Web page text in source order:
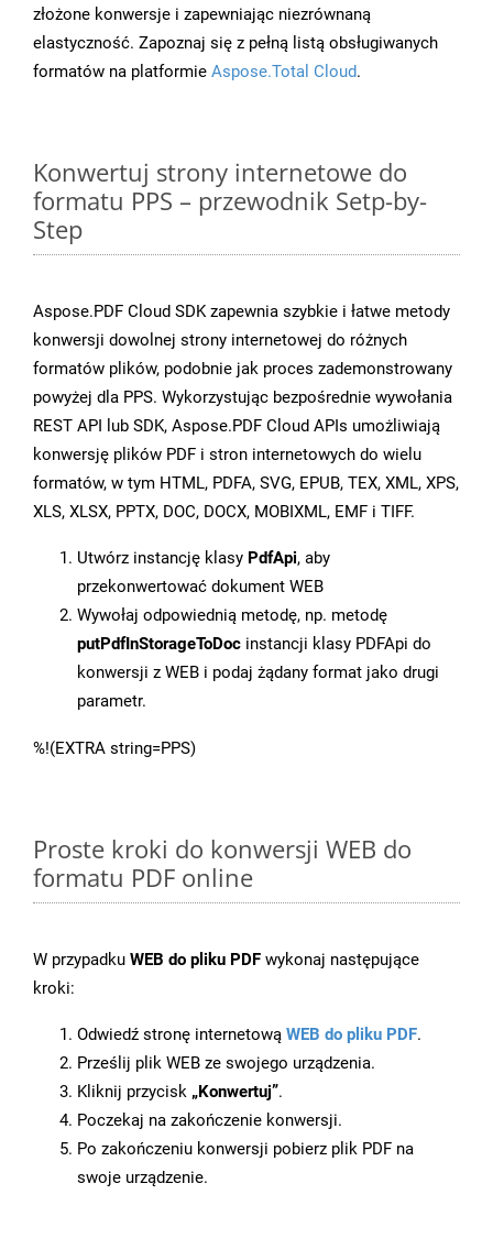
złożone konwersje i zapewniając niezrównaną
elastyczność. Zapoznaj się z pełną listą obsługiwanych
formatów na platformie Aspose.Total Cloud.
Konwertuj strony internetowe do
formatu PPS – przewodnik Setp-by-
Step
Aspose.PDF Cloud SDK zapewnia szybkie i łatwe metody
konwersji dowolnej strony internetowej do różnych
formatów plików, podobnie jak proces zademonstrowany
powyżej dla PPS. Wykorzystując bezpośrednie wywołania
REST API lub SDK, Aspose.PDF Cloud APIs umożliwiają
konwersję plików PDF i stron internetowych do wielu
formatów, w tym HTML, PDFA, SVG, EPUB, TEX, XML, XPS,
XLS, XLSX, PPTX, DOC, DOCX, MOBIXML, EMF i TIFF.
Utwórz instancję klasy PdfApi, aby
przekonwertować dokument WEB
Wywołaj odpowiednią metodę, np. metodę
putPdfInStorageToDoc instancji klasy PDFApi do
konwersji z WEB i podaj żądany format jako drugi
parametr.
%!(EXTRA string=PPS)
Proste kroki do konwersji WEB do
formatu PDF online
W przypadku WEB do pliku PDF wykonaj następujące
kroki:
Odwiedź stronę internetową WEB do pliku PDF.
Prześlij plik WEB ze swojego urządzenia.
Kliknij przycisk „Konwertuj”.
Poczekaj na zakończenie konwersji.
Po zakończeniu konwersji pobierz plik PDF na
swoje urządzenie.